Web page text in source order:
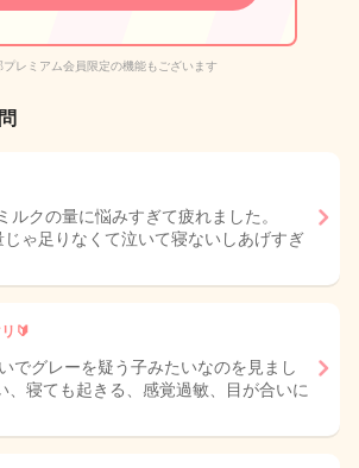
レミアム会員限定の機能もございます
ルクの量に悩みすぎて疲れました。
ゃ足りなくて泣いて寝ないしあげすぎ
🔰
でグレーを疑う子みたいなのを見まし
、寝ても起きる、感覚過敏、目が合いに